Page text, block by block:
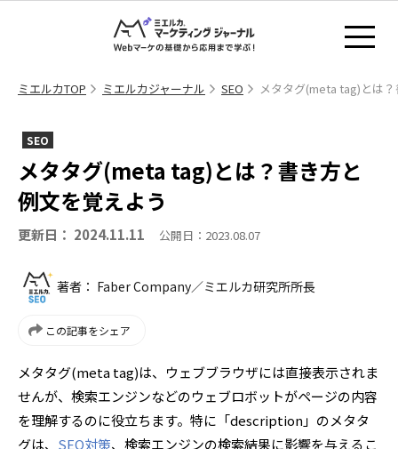
ミエルカTOP ミエルカジャーナル SEO メタタグ(meta tag)とは
SEO
メタタグ(meta tag)とは？書き方と
例文を覚えよう
更新日： 2024.11.11 公開日：2023.08.07
著者： Faber Company／ミエルカ研究所所長
この記事をシェア
メタタグ(meta tag)は、ウェブブラウザには直接表示されま
せんが、検索エンジンなどのウェブロボットがページの内容
を理解するのに役立ちます。特に「description」のメタタ
グは、 SEO対策、検索エンジンの検索結果に影響を与えるこ